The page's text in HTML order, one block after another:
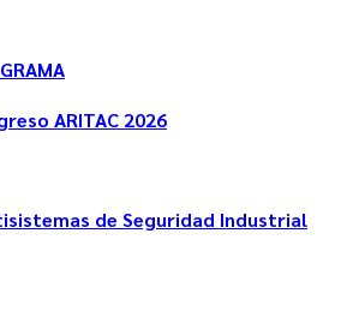
ARITAC 2026
de Seguridad Industrial